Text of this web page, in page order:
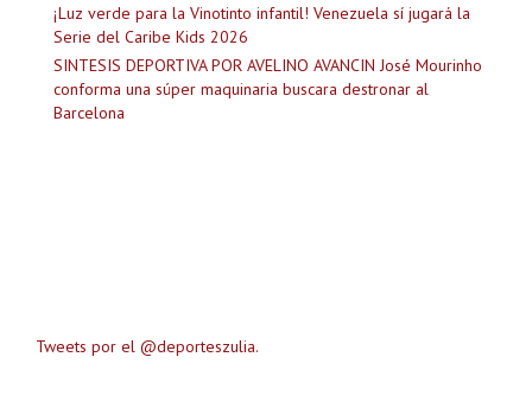
¡Luz verde para la Vinotinto infantil! Venezuela sí jugará la
Serie del Caribe Kids 2026
SINTESIS DEPORTIVA POR AVELINO AVANCIN José Mourinho
conforma una súper maquinaria buscara destronar al
Barcelona
Tweets por el @deporteszulia.